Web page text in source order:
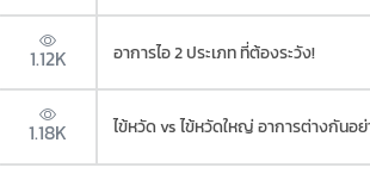
1.12K อาการไอ 2 ประเภท ที่ต้องระวัง!
1.18K ไข้หวัด vs ไข้หวัดใหญ่ อาการต่างกันอย่